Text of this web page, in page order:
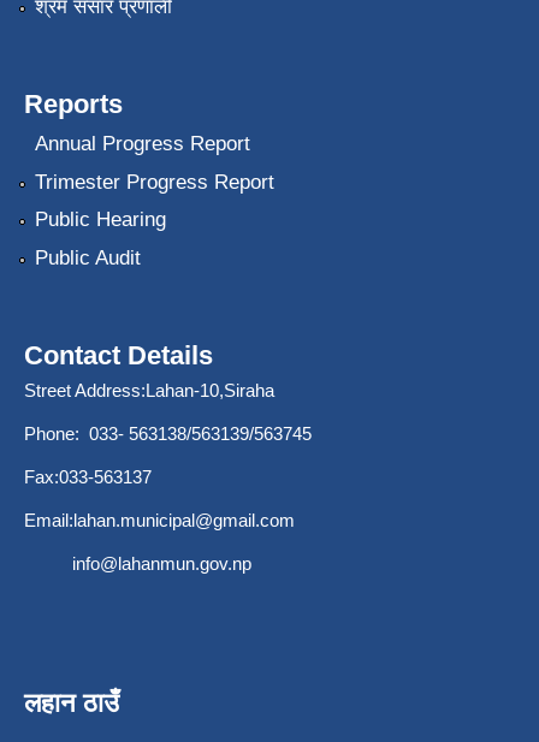
श्रम संसार प्रणाली
Reports
Annual Progress Report
Trimester Progress Report
Public Hearing
Public Audit
Contact Details
Street Address:Lahan-10,Siraha
Phone: 033- 563138/563139/563745
Fax:033-563137
Email:lahan.municipal@gmail.com
info@lahanmun.gov.np
लहान ठाउँ